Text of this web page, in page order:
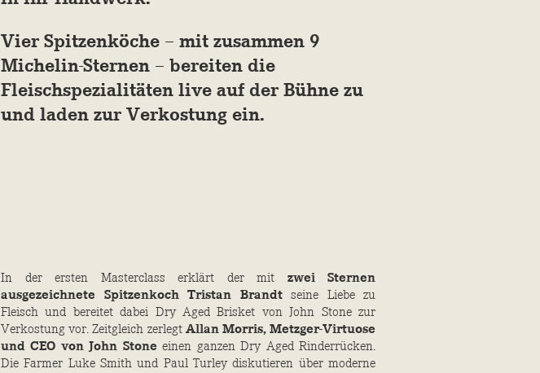
Vier Spitzenköche – mit zusammen 9
Michelin-Sternen – bereiten die
Fleischspezialitäten live auf der Bühne zu
und laden zur Verkostung ein.
In der ersten Masterclass erklärt der mit zwei Sternen
ausgezeichnete Spitzenkoch Tristan Brandtseine Liebe zu
Fleisch und bereitet dabei Dry Aged Brisket von John Stone zur
Verkostung vor. Zeitgleich zerlegt Allan Morris, Metzger-Virtuose
und CEO von John Stone einen ganzen Dry Aged Rinderrücken.
Die Farmer Luke Smith und Paul Turley diskutieren über moderne